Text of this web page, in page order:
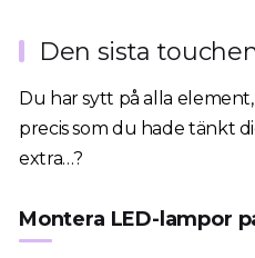
Den sista
Du har sytt på alla
precis som du hade tänkt
extra…?
Montera LED-lampor